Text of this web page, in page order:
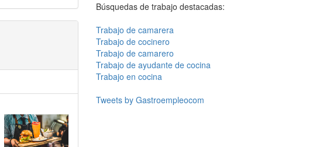
Búsquedas de trabajo destacadas:
Trabajo de camarera
Trabajo de cocinero
Trabajo de camarero
Trabajo de ayudante de cocina
Trabajo en cocina
Tweets by Gastroempleocom